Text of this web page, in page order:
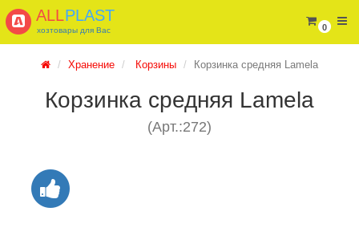
0
ALLPLAST
хозтовары для Вас
Хранение Корзины Корзинка средняя Lamela
Корзинка средняя Lamela
(Арт.:272)